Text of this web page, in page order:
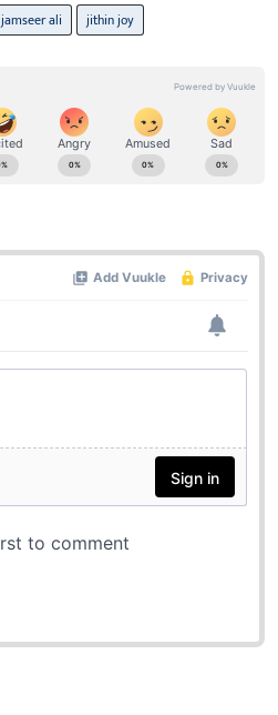
jamseer ali jithin joy